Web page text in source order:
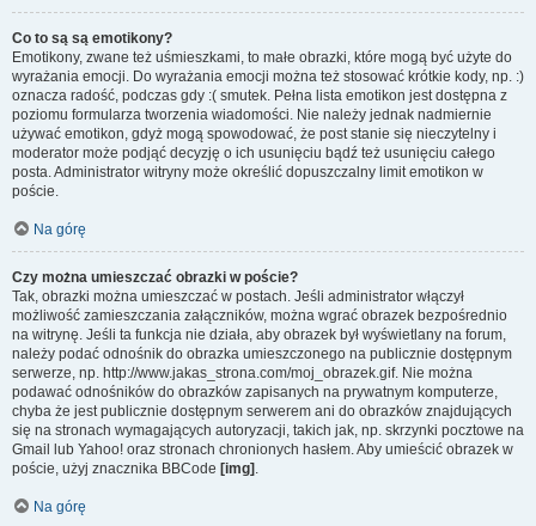
Co to są są emotikony?
Emotikony, zwane też uśmieszkami, to małe obrazki, które mogą być użyte do
wyrażania emocji. Do wyrażania emocji można też stosować krótkie kody, np. :)
oznacza radość, podczas gdy :( smutek. Pełna lista emotikon jest dostępna z
poziomu formularza tworzenia wiadomości. Nie należy jednak nadmiernie
używać emotikon, gdyż mogą spowodować, że post stanie się nieczytelny i
moderator może podjąć decyzję o ich usunięciu bądź też usunięciu całego
posta. Administrator witryny może określić dopuszczalny limit emotikon w
poście.
Na górę
Czy można umieszczać obrazki w poście?
Tak, obrazki można umieszczać w postach. Jeśli administrator włączył
możliwość zamieszczania załączników, można wgrać obrazek bezpośrednio
na witrynę. Jeśli ta funkcja nie działa, aby obrazek był wyświetlany na forum,
należy podać odnośnik do obrazka umieszczonego na publicznie dostępnym
serwerze, np. http://www.jakas_strona.com/moj_obrazek.gif. Nie można
podawać odnośników do obrazków zapisanych na prywatnym komputerze,
chyba że jest publicznie dostępnym serwerem ani do obrazków znajdujących
się na stronach wymagających autoryzacji, takich jak, np. skrzynki pocztowe na
Gmail lub Yahoo! oraz stronach chronionych hasłem. Aby umieścić obrazek w
poście, użyj znacznika BBCode [img] .
Na górę